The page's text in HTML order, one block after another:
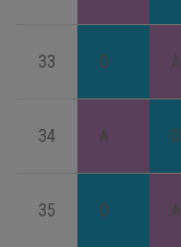
33 O A
34 A O
35 O A